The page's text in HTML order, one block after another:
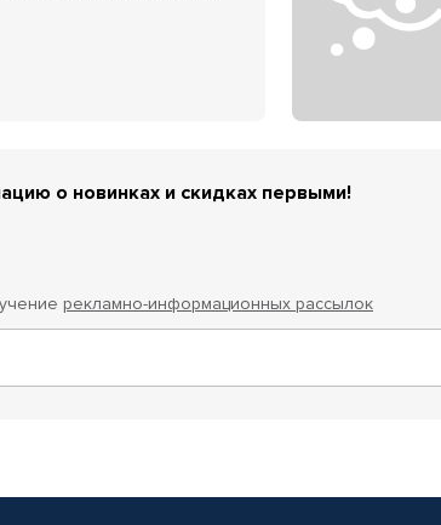
о новинках и скидках первыми!
рекламно-информационных рассылок